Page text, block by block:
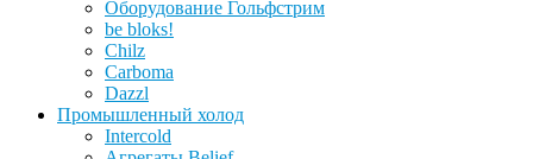
Оборудование Гольфстрим
be bloks!
Chilz
Carboma
Dazzl
Промышленный холод
Intercold